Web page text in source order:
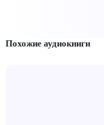
Похожие аудиокниги